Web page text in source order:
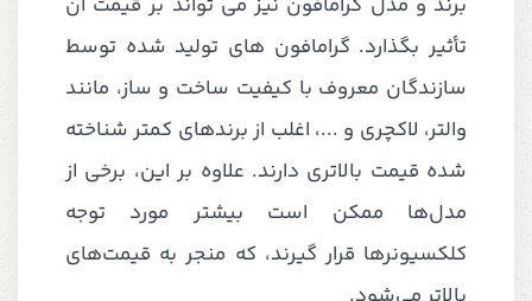
تأثیر بگذارد. گرامافون های تولید شده توسط
سازندگان معروف با کیفیت ساخت و ساز، مانند
والتر، لاکچری و ...، اغلب از برندهای کمتر شناخته
شده قیمت بالاتری دارند. علاوه بر این، برخی از
مدل‌ها ممکن است بیشتر مورد توجه
کلکسیونرها قرار گیرند، که منجر به قیمت‌های